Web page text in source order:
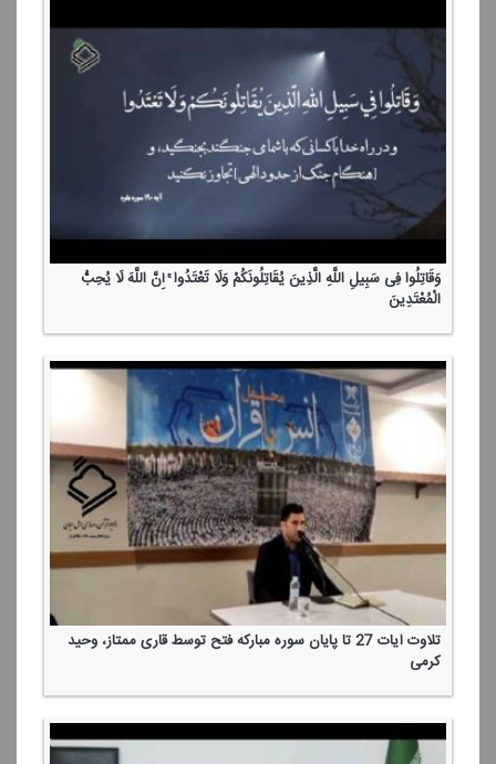
وَقَاتِلُوا فِی سَبِیلِ اللَّهِ الَّذِینَ یُقَاتِلُونَكُمْ وَلَا تَعْتَدُوا ۚ إِنَّ اللَّهَ لَا یُحِبُّ
الْمُعْتَدِینَ
تلاوت آیات 27 تا پایان سوره مباركه فتح توسط قاری ممتاز، وحید
كرمی